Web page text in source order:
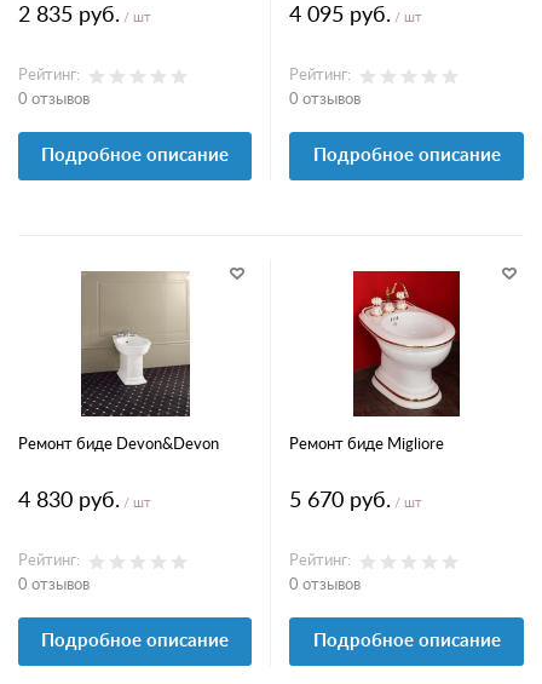
2 835 руб. / шт
Рейтинг:
0 отзывов
Подробное описание
4 095 руб. / шт
Рейтинг:
0 отзывов
Подробное описание
Ремонт биде Devon&Devon
4 830 руб. / шт
Рейтинг:
0 отзывов
Подробное описание
Ремонт биде Migliore
5 670 руб. / шт
Рейтинг:
0 отзывов
Подробное описание